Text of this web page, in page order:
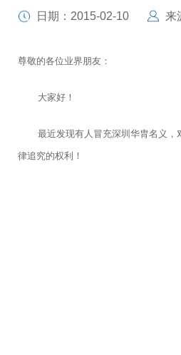
日期：2015-02-10 来
尊敬的各位业界朋友：
大家好！
最近发现有人冒充深圳华胄名义，对
律追究的权利！
深圳华胄科技
2008年9